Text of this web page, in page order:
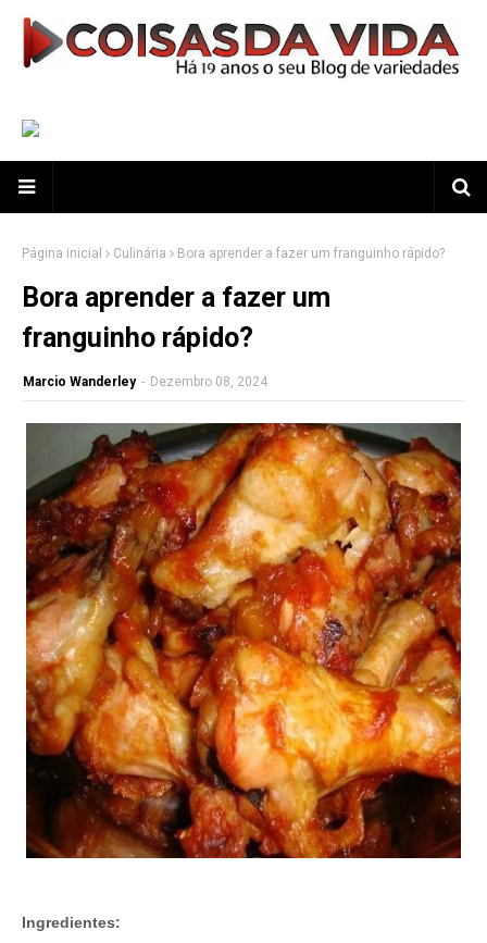
Página inicial Culinária Bora aprender a fazer um franguinho rápido?
Bora aprender a fazer um
franguinho rápido?
Marcio Wanderley - Dezembro 08, 2024
Ingredientes: